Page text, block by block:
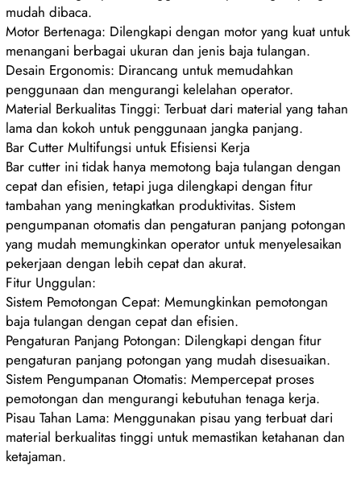
mudah dibaca.
Motor Bertenaga: Dilengkapi dengan motor yang kuat untuk
menangani berbagai ukuran dan jenis baja tulangan.
Desain Ergonomis: Dirancang untuk memudahkan
penggunaan dan mengurangi kelelahan operator.
Material Berkualitas Tinggi: Terbuat dari material yang tahan
lama dan kokoh untuk penggunaan jangka panjang.
Bar Cutter Multifungsi untuk Efisiensi Kerja
Bar cutter ini tidak hanya memotong baja tulangan dengan
cepat dan efisien, tetapi juga dilengkapi dengan fitur
tambahan yang meningkatkan produktivitas. Sistem
pengumpanan otomatis dan pengaturan panjang potongan
yang mudah memungkinkan operator untuk menyelesaikan
pekerjaan dengan lebih cepat dan akurat.
Fitur Unggulan:
Sistem Pemotongan Cepat: Memungkinkan pemotongan
baja tulangan dengan cepat dan efisien.
Pengaturan Panjang Potongan: Dilengkapi dengan fitur
pengaturan panjang potongan yang mudah disesuaikan.
Sistem Pengumpanan Otomatis: Mempercepat proses
pemotongan dan mengurangi kebutuhan tenaga kerja.
Pisau Tahan Lama: Menggunakan pisau yang terbuat dari
material berkualitas tinggi untuk memastikan ketahanan dan
ketajaman.